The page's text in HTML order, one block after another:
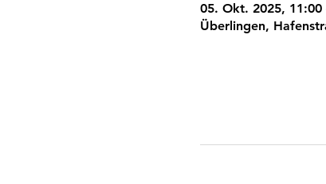
05. Okt. 2025, 11:00
Überlingen,